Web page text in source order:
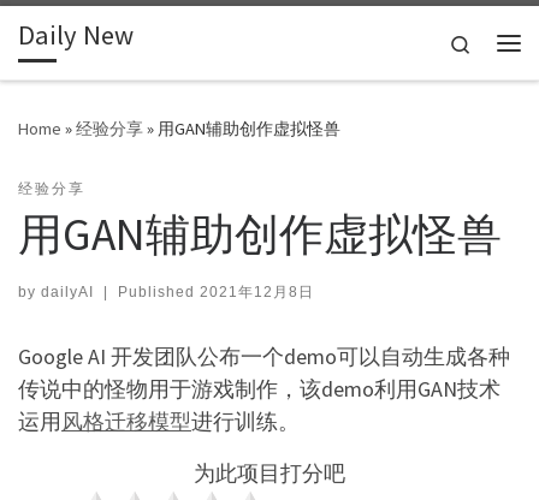
Skip to content
Daily New
Search
Home »经验分享» 用GAN辅助创作虚拟怪兽
经验分享
用GAN辅助创作虚拟怪兽
by dailyAI | Published 2021年12月8日
Google AI 开发团队公布一个demo可以自动生成各种
传说中的怪物用于游戏制作，该demo利用GAN技术
运用风格迁移模型进行训练。
为此项目打分吧